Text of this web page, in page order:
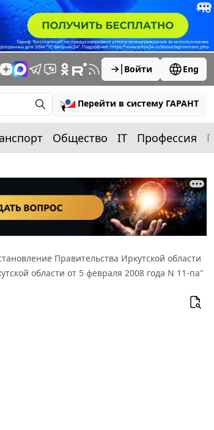
Войти Eng
Перейти в систему ГАРАНТ
Общество IT Профессия
Правительства Иркутской области
области от 5 февраля 2008 года N 11-па"